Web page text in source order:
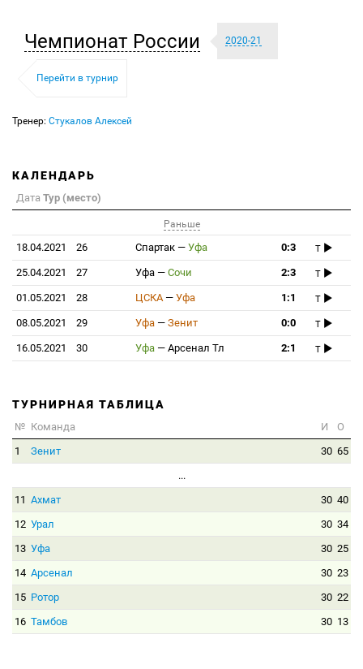
Чемпионат России 2020-21
Перейти в турнир
Тренер: Стукалов Алексей
КАЛЕНДАРЬ
Дата Тур (место)
Раньше
18.04.2021 26 Спартак — Уфа 0:3 T
25.04.2021 27 Уфа — Сочи 2:3 T
01.05.2021 28 ЦСКА— Уфа 1:1 T
08.05.2021 29 Уфа — Зенит 0:0 T
16.05.2021 30 Уфа — Арсенал Тл 2:1 T
ТУРНИРНАЯ ТАБЛИЦА
№ Команда И
О
1
Зенит 30 65
...
11 Ахмат 30 40
12 Урал 30 34
13 Уфа 30 25
14 Арсенал 30 23
15 Ротор 30 22
16 Тамбов 30 13